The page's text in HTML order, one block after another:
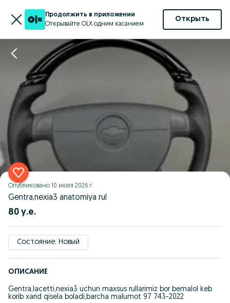
Продолжить в приложении
Открывайте OLX одним касанием
Открыть
Опубликовано 10 июля 2026 г.
Gentra,nexia3 anatomiya rul
80 у.е.
Состояние: Новый
ОПИСАНИЕ
Gentra,lacetti,nexia3 uchun maxsus rullarimiz bor bemalol keb
korib xarid qisela boladi,barcha malumot 97 743-2022